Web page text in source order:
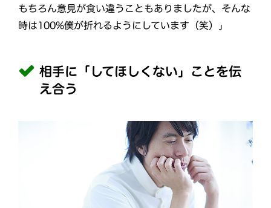
もちろん意見が食い違うこともありましたが、そんな
時は100%僕が折れるようにしています（笑）」
相手に「してほしくない」ことを伝
え合う